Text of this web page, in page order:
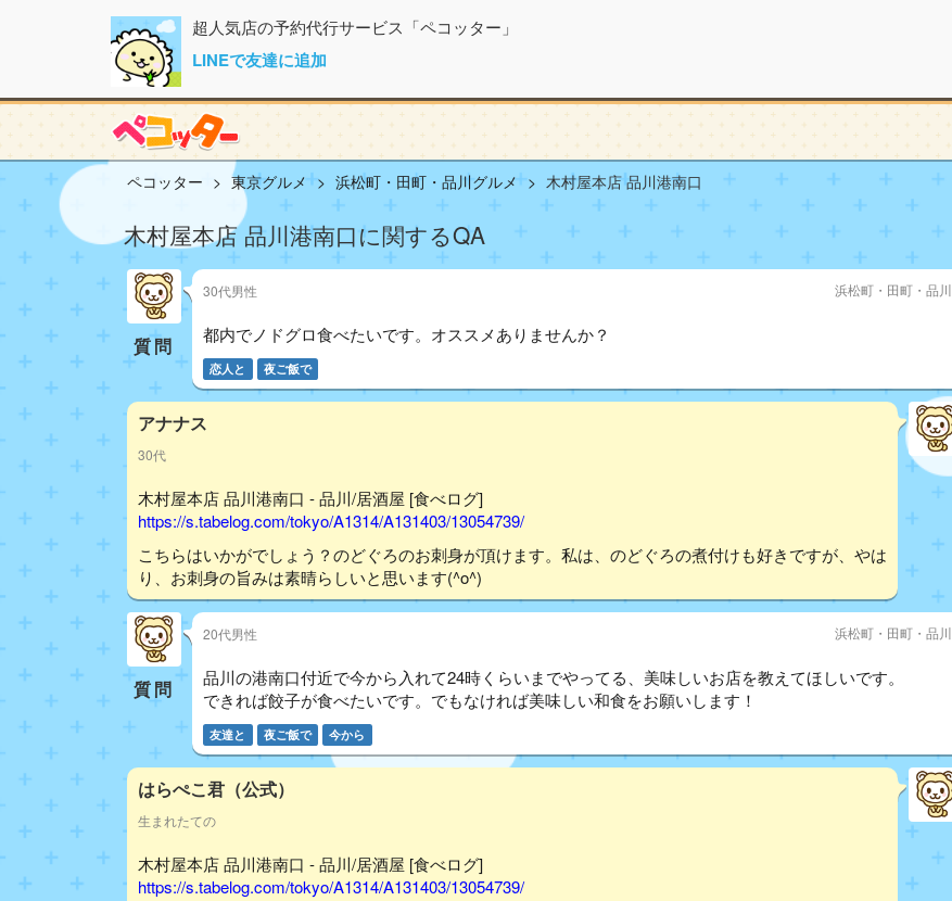
超人気店の予約代行サービス「ペコッター」
LINEで友達に追加
ペコッター 東京グルメ 浜松町・田町・品川グルメ 木村屋本店 品川港南口
木村屋本店 品川港南口に関するQA
質問
30代男性 浜松町・田町・品川
都内でノドグロ食べたいです。オススメありませんか？
恋人と 夜ご飯で
アナナス
30代
木村屋本店 品川港南口 - 品川/居酒屋 [食べログ]
https://s.tabelog.com/tokyo/A1314/A131403/13054739/
こちらはいかがでしょう？のどぐろのお刺身が頂けます。私は、のどぐろの煮付けも好きですが、やは
り、お刺身の旨みは素晴らしいと思います(^o^)
質問
20代男性 浜松町・田町・品川
品川の港南口付近で今から入れて24時くらいまでやってる、美味しいお店を教えてほしいです。
できれば餃子が食べたいです。でもなければ美味しい和食をお願いします！
友達と 夜ご飯で 今から
はらぺこ君（公式）
生まれたての
木村屋本店 品川港南口 - 品川/居酒屋 [食べログ]
https://s.tabelog.com/tokyo/A1314/A131403/13054739/